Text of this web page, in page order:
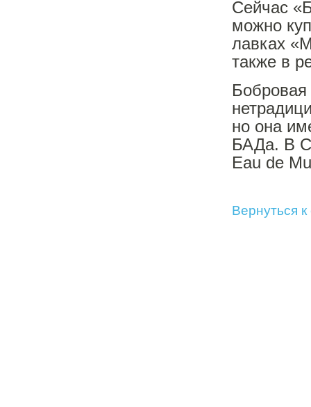
Сейчас
можно
лавках
также в
но она
БАДа. В
Eau de
Вернуться к